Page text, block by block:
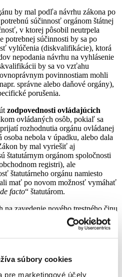
súbory cookies
pre marketingové účely
by mal podľa návrhu zákona po
súčinnosť orgánom štátnej
v ktorej pôsobil neutrpela
potrebnej súčinnosti by sa po
vylúčenia (diskvalifikácie), ktorá
nepodania návrhu na vyhlásenie
by sa vo vzťahu
povinnostiam mohli
správne alebo daňové orgány),
porušenia.
zodpovednosti ovládajúcich
ovládaných osôb, pokiaľ sa
rozhodnutia orgánu ovládanej
nebola v úpadku, alebo dala
by mal vyriešiť aj
štatutárnym orgánom spoločnosti
registri), ale
štatutárneho orgánu namiesto
mať po novom možnosť vymáhať
de facto“ štatutárom.
na zavedenie nového trestného činu
najmä na postih osôb
majetkovej účasti v právnických
by sa tiež zaviesť povinnosť
rozdelení, pričom správa
do zbierky listín. Zároveň sa má
lehota na podanie návrhu